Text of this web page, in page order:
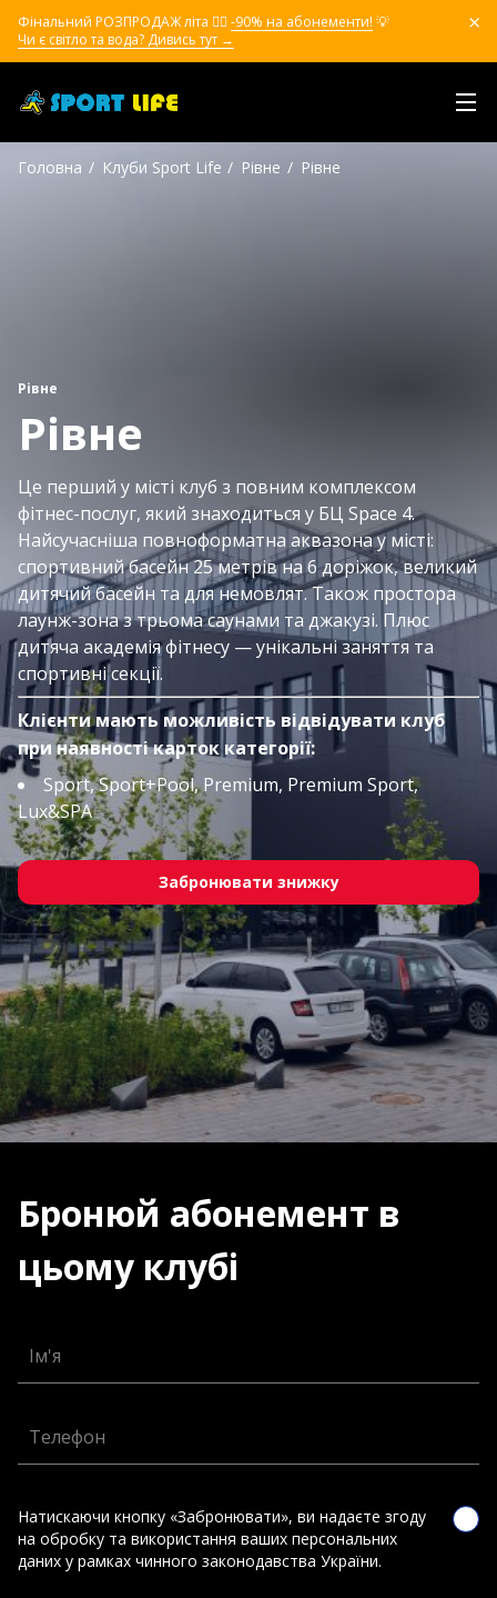
Фінальний РОЗПРОДАЖ літа ❤️‍🔥 -90% на абонементи! 💡
Чи є світло та вода? Дивись тут →
Головна Клуби Sport Life Рівне Рівне
Рівне
Рівне
Це перший у місті клуб з повним комплексом
фітнес-послуг, який знаходиться у БЦ Space 4.
Найсучасніша повноформатна аквазона у місті:
спортивний басейн 25 метрів на 6 доріжок, великий
дитячий басейн та для немовлят. Також простора
лаунж-зона з трьома саунами та джакузі. Плюс
дитяча академія фітнесу — унікальні заняття та
спортивні секції.
Клієнти мають можливість відвідувати клуб
при наявності карток категорії:
Sport, Sport+Pool, Premium, Premium Sport,
Lux&SPA
Забронювати знижку
Бронюй абонемент в
цьому клубі
Ім'я
Телефон
Натискаючи кнопку «Забронювати», ви надаєте згоду
на обробку та використання ваших персональних
даних у рамках чинного законодавства України.